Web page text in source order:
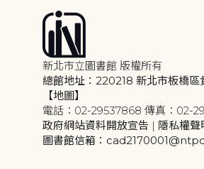
新北市立圖書館 版權所有
總館地址：220218 新北市板橋區
【地圖】
電話：02-29537868 傳真：02-
政府網站資料開放宣告 | 隱私權聲
圖書館信箱：